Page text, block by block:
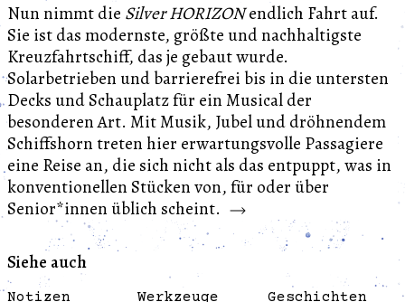
Nun nimmt die Silver HORIZONendlich Fahrt auf.
Sie ist das modernste, größte und nachhaltigste
Kreuzfahrtschiff, das je gebaut wurde.
Solarbetrieben und barrierefrei bis in die untersten
Decks und Schauplatz für ein Musical der
besonderen Art. Mit Musik, Jubel und dröhnendem
Schiffshorn treten hier erwartungsvolle Passagiere
eine Reise an, die sich nicht als das entpuppt, was in
konventionellen Stücken von, für oder über
Senior*innen üblich scheint.
Siehe auch
Notizen Werkzeuge Geschichten